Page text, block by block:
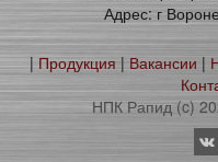
Адрес: г
| Продукция | Вакансии |
НПК Рапид (c)